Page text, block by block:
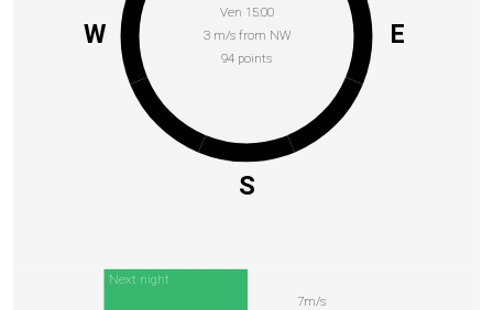
Ven 15:00
3 m/s from NW
94 points
E
S
W
Next night
7m/s